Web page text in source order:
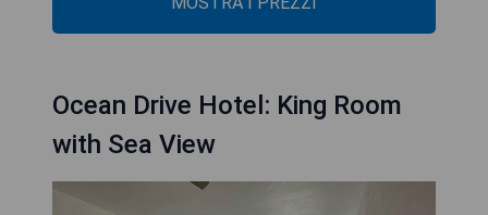
Ocean Drive Hotel: King Room
with Sea View